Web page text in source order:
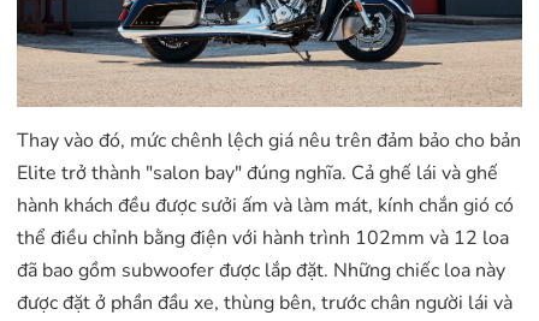
Thay vào đó, mức chênh lệch giá nêu trên đảm bảo cho bản
Elite trở thành "salon bay" đúng nghĩa. Cả ghế lái và ghế
hành khách đều được sưởi ấm và làm mát, kính chắn gió có
thể điều chỉnh bằng điện với hành trình 102mm và 12 loa
đã bao gồm subwoofer được lắp đặt. Những chiếc loa này
được đặt ở phần đầu xe, thùng bên, trước chân người lái và